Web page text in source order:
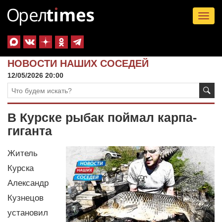
НОВОСТИ НАШИХ СОСЕДЕЙ
12/05/2026 20:00
В Курске рыбак поймал карпа-
гиганта
Житель
Курска
Александр
Кузнецов
установил